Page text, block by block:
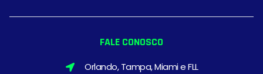
FALE CONOSCO
Orlando, Tampa, Miami e FLL